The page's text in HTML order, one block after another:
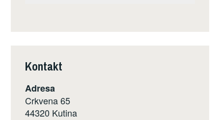
Kontakt
Adresa
Crkvena 65
44320 Kutina